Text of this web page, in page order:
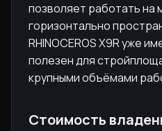
позволяет работать на
горизонтально
RHINOCEROS X9R уже
полезен для
крупными объёмами
Стоимость